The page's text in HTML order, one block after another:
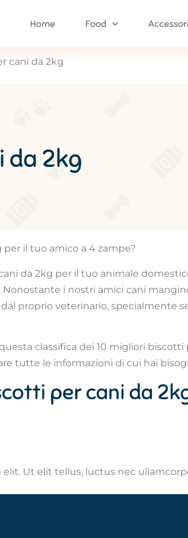
Home Food Accessori
cani da 2kg
da 2kg
il tuo amico a 4 zampe?
da 2kg per il tuo animale
i nostri amici cani
proprio veterinario, specialmente
classifica dei 10 migliori
tutte le informazioni di cui hai
per cani da
Ut elit tellus, luctus nec